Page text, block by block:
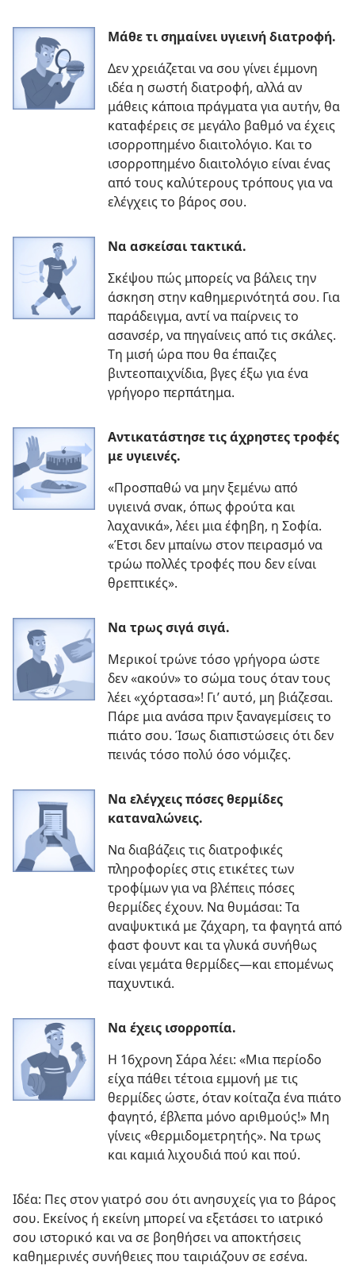
Μάθε τι σημαίνει υγιεινή διατροφή.
Δεν χρειάζεται να σου γίνει έμμονη
ιδέα η σωστή διατροφή, αλλά αν
μάθεις κάποια πράγματα για αυτήν, θα
καταφέρεις σε μεγάλο βαθμό να έχεις
ισορροπημένο διαιτολόγιο. Και το
ισορροπημένο διαιτολόγιο είναι ένας
από τους καλύτερους τρόπους για να
ελέγχεις το βάρος σου.
Να ασκείσαι τακτικά.
Σκέψου πώς μπορείς να βάλεις την
άσκηση στην καθημερινότητά σου. Για
παράδειγμα, αντί να παίρνεις το
ασανσέρ, να πηγαίνεις από τις σκάλες.
Τη μισή ώρα που θα έπαιζες
βιντεοπαιχνίδια, βγες έξω για ένα
γρήγορο περπάτημα.
Αντικατάστησε τις άχρηστες τροφές
με υγιεινές.
«Προσπαθώ να μην ξεμένω από
υγιεινά σνακ, όπως φρούτα και
λαχανικά», λέει μια έφηβη, η Σοφία.
«Έτσι δεν μπαίνω στον πειρασμό να
τρώω πολλές τροφές που δεν είναι
θρεπτικές».
Να τρως σιγά σιγά.
Μερικοί τρώνε τόσο γρήγορα ώστε
δεν «ακούν» το σώμα τους όταν τους
λέει «χόρτασα»! Γι’ αυτό, μη βιάζεσαι.
Πάρε μια ανάσα πριν ξαναγεμίσεις το
πιάτο σου. Ίσως διαπιστώσεις ότι δεν
πεινάς τόσο πολύ όσο νόμιζες.
Να ελέγχεις πόσες θερμίδες
καταναλώνεις.
Να διαβάζεις τις διατροφικές
πληροφορίες στις ετικέτες των
τροφίμων για να βλέπεις πόσες
θερμίδες έχουν. Να θυμάσαι: Τα
αναψυκτικά με ζάχαρη, τα φαγητά από
φαστ φουντ και τα γλυκά συνήθως
είναι γεμάτα θερμίδες—και επομένως
παχυντικά.
Να έχεις ισορροπία.
Η 16χρονη Σάρα λέει: «Μια περίοδο
είχα πάθει τέτοια εμμονή με τις
θερμίδες ώστε, όταν κοίταζα ένα πιάτο
φαγητό, έβλεπα μόνο αριθμούς!» Μη
γίνεις «θερμιδομετρητής». Να τρως
και καμιά λιχουδιά πού και πού.
Ιδέα: Πες στον γιατρό σου ότι ανησυχείς για το βάρος
σου. Εκείνος ή εκείνη μπορεί να εξετάσει το ιατρικό
σου ιστορικό και να σε βοηθήσει να αποκτήσεις
καθημερινές συνήθειες που ταιριάζουν σε εσένα.